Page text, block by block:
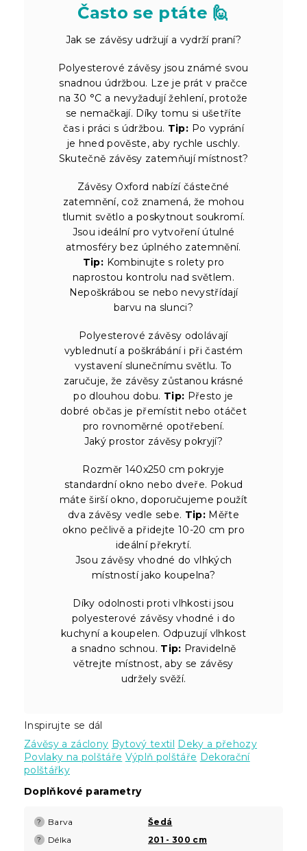
Často se ptáte 🙋
Jak se závěsy udržují a vydrží praní?
Polyesterové závěsy jsou známé svou
snadnou údržbou. Lze je prát v pračce
na 30 °C a nevyžadují žehlení, protože
se nemačkají. Díky tomu si ušetříte
čas i práci s údržbou. Tip: Po vyprání
je hned pověste, aby rychle uschly.
Skutečně závěsy zatemňují místnost?
Závěsy Oxford nabízí částečné
zatemnění, což znamená, že mohou
tlumit světlo a poskytnout soukromí.
Jsou ideální pro vytvoření útulné
atmosféry bez úplného zatemnění.
Tip: Kombinujte s rolety pro
naprostou kontrolu nad světlem.
Nepoškrábou se nebo nevystřídají
barvu na slunci?
Polyesterové závěsy odolávají
vyblednutí a poškrábání i při častém
vystavení slunečnímu světlu. To
zaručuje, že závěsy zůstanou krásné
po dlouhou dobu. Tip: Přesto je
dobré občas je přemístit nebo otáčet
pro rovnoměrné opotřebení.
Jaký prostor závěsy pokryjí?
Rozměr 140x250 cm pokryje
standardní okno nebo dveře. Pokud
máte širší okno, doporučujeme použít
dva závěsy vedle sebe. Tip: Měřte
okno pečlivě a přidejte 10-20 cm pro
ideální překrytí.
Jsou závěsy vhodné do vlhkých
místností jako koupelna?
Díky odolnosti proti vlhkosti jsou
polyesterové závěsy vhodné i do
kuchyní a koupelen. Odpuzují vlhkost
a snadno schnou. Tip: Pravidelně
větrejte místnost, aby se závěsy
udržely svěží.
Inspirujte se dál
Závěsy a záclony Bytový textil Deky a přehozy
Povlaky na polštáře Výplň polštáře Dekorační
polštářky
Doplňkové parametry
? Barva Šedá
? Délka 201 - 300 cm